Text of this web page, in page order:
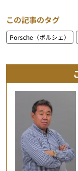
この記事のタグ
Porsche（ポルシェ）